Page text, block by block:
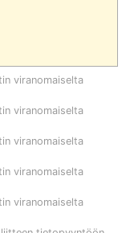
viranomaiselta
viranomaiselta
viranomaiselta
viranomaiselta
viranomaiselta